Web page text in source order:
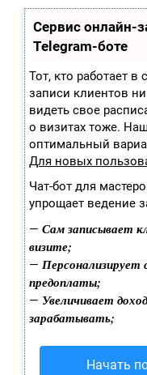
Сервис онлайн-
Telegram-боте
Тот, кто работает в
записи клиентов
видеть свое
о визитах тоже.
оптимальный
Для новых
Чат-бот для
упрощает ведение
— Сам записывает
визите;
— Персонализирует
предоплаты;
— Увеличивает
зарабатывать;
Начать
играх